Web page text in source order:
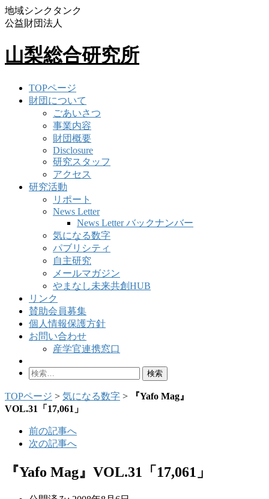
地域シンクタンク
公益財団法人
山梨総合研究所
TOPページ
財団について
ごあいさつ
事業内容
財団概要
Disclosure
研究スタッフ
アクセス
研究活動
リポート
News Letter
News Letter バックナンバー
気になる数字
パブリシティ
自主研究
メールマガジン
やまなし未来共創HUB
リンク
賛助会員募集
個人情報保護方針
お問い合わせ
産学官連携窓口
検
TOPページ > 気になる数字 >
『Yafo Mag』
VOL.31「17,061」
前の記事へ
次の記事へ
『Yafo Mag』VOL.31「17,061」